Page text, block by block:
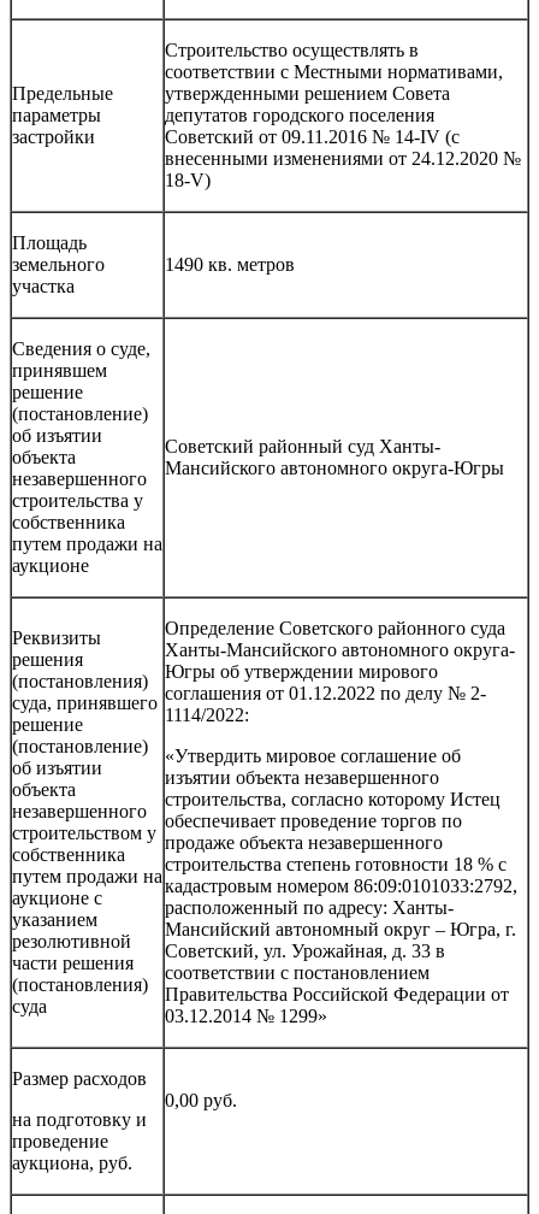
Предельные
параметры
застройки
Строительство осуществлять в
соответствии с Местными нормативами,
утвержденными решением Совета
депутатов городского поселения
Советский от 09.11.2016 № 14-IV (c
внесенными изменениями от 24.12.2020 №
18-V)
Площадь
земельного
участка
1490 кв. метров
Сведения о суде,
принявшем
решение
(постановление)
об изъятии
объекта
незавершенного
строительства у
собственника
путем продажи на
аукционе
Советский районный суд Ханты-
Мансийского автономного округа-Югры
Реквизиты
решения
(постановления)
суда, принявшего
решение
(постановление)
об изъятии
объекта
незавершенного
строительством у
собственника
путем продажи на
аукционе с
указанием
резолютивной
части решения
(постановления)
суда
Определение Советского районного суда
Ханты-Мансийского автономного округа-
Югры об утверждении мирового
соглашения от 01.12.2022 по делу № 2-
1114/2022:
«Утвердить мировое соглашение об
изъятии объекта незавершенного
строительства, согласно которому Истец
обеспечивает проведение торгов по
продаже объекта незавершенного
строительства степень готовности 18 % с
кадастровым номером 86:09:0101033:2792,
расположенный по адресу: Ханты-
Мансийский автономный округ – Югра, г.
Советский, ул. Урожайная, д. 33 в
соответствии с постановлением
Правительства Российской Федерации от
03.12.2014 № 1299»
Размер расходов
на подготовку и
проведение
аукциона, руб.
0,00 руб.